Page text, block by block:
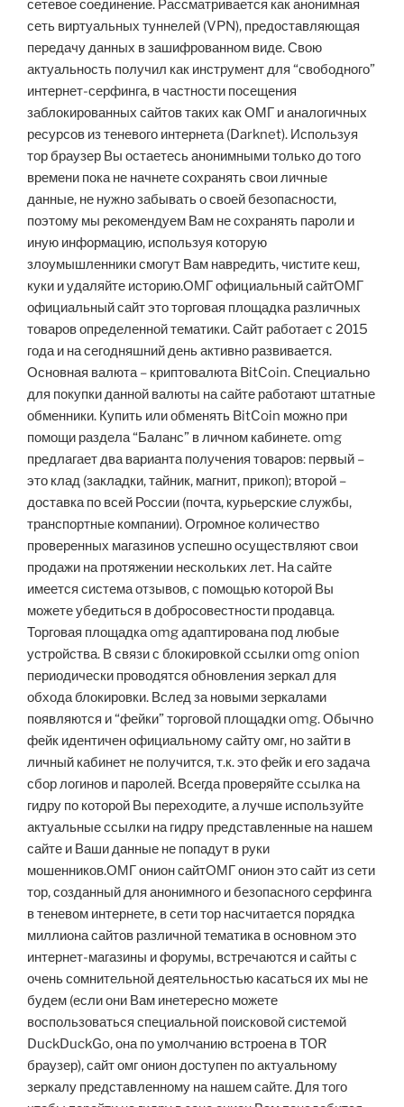
сетевое соединение. Рассматривается как анонимная
сеть виртуальных туннелей (VPN), предоставляющая
передачу данных в зашифрованном виде. Свою
актуальность получил как инструмент для “свободного”
интернет-серфинга, в частности посещения
заблокированных сайтов таких как ОМГ и аналогичных
ресурсов из теневого интернета (Darknet). Используя
тор браузер Вы остаетесь анонимными только до того
времени пока не начнете сохранять свои личные
данные, не нужно забывать о своей безопасности,
поэтому мы рекомендуем Вам не сохранять пароли и
иную информацию, используя которую
злоумышленники смогут Вам навредить, чистите кеш,
куки и удаляйте историю.ОМГ официальный сайтОМГ
официальный сайт это торговая площадка различных
товаров определенной тематики. Сайт работает с 2015
года и на сегодняшний день активно развивается.
Основная валюта – криптовалюта BitCoin. Специально
для покупки данной валюты на сайте работают штатные
обменники. Купить или обменять BitCoin можно при
помощи раздела “Баланс” в личном кабинете. omg
предлагает два варианта получения товаров: первый –
это клад (закладки, тайник, магнит, прикоп); второй –
доставка по всей России (почта, курьерские службы,
транспортные компании). Огромное количество
проверенных магазинов успешно осуществляют свои
продажи на протяжении нескольких лет. На сайте
имеется система отзывов, с помощью которой Вы
можете убедиться в добросовестности продавца.
Торговая площадка omg адаптирована под любые
устройства. В связи с блокировкой ссылки omg onion
периодически проводятся обновления зеркал для
обхода блокировки. Вслед за новыми зеркалами
появляются и “фейки” торговой площадки omg. Обычно
фейк идентичен официальному сайту омг, но зайти в
личный кабинет не получится, т.к. это фейк и его задача
сбор логинов и паролей. Всегда проверяйте ссылка на
гидру по которой Вы переходите, а лучше используйте
актуальные ссылки на гидру представленные на нашем
сайте и Ваши данные не попадут в руки
мошенников.ОМГ онион сайтОМГ онион это сайт из сети
тор, созданный для анонимного и безопасного серфинга
в теневом интернете, в сети тор насчитается порядка
миллиона сайтов различной тематика в основном это
интернет-магазины и форумы, встречаются и сайты с
очень сомнительной деятельностью касаться их мы не
будем (если они Вам инетересно можете
воспользоваться специальной поисковой системой
DuckDuckGo, она по умолчанию встроена в TOR
браузер), сайт омг онион доступен по актуальному
зеркалу представленному на нашем сайте. Для того